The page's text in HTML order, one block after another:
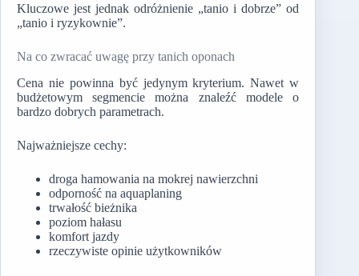
Kluczowe jest jednak odróżnienie „tanio i dobrze” od
„tanio i ryzykownie”.
Na co zwracać uwagę przy tanich oponach
Cena nie powinna być jedynym kryterium. Nawet w
budżetowym segmencie można znaleźć modele o
bardzo dobrych parametrach.
Najważniejsze cechy:
droga hamowania na mokrej nawierzchni
odporność na aquaplaning
trwałość bieżnika
poziom hałasu
komfort jazdy
rzeczywiste opinie użytkowników